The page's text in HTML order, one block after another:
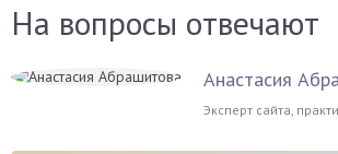
На вопросы отвечают
Анастасия
Эксперт сайта,